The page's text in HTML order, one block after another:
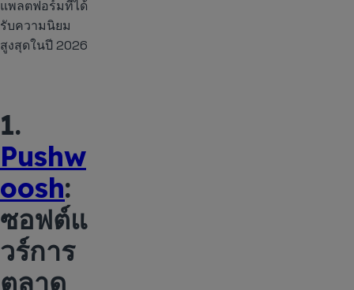
แพลตฟอร์มที่ได้
รับความนิยม
สูงสุดในปี 2026
1.
Pushw
oosh:
ซอฟต์แ
วร์การ
ตลาด